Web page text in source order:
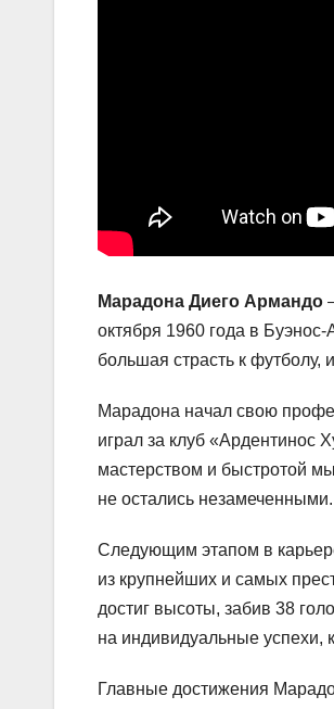
Марадона Диего Армандо
октября 1960 года в
большая страсть к
Марадона начал свою
играл за клуб «Ардентинос
мастерством и быстротой
не остались незамеченными.
Следующим этапом в
из крупнейших и самых
достиг высоты, забив 38
на индивидуальные успехи,
Главные достижения